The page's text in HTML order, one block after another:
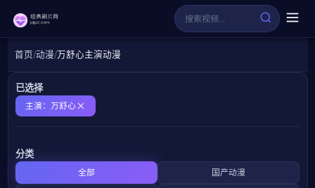
首页 动漫 万舒心主演动漫
已选择
主演：万舒心
分类
全部 国产动漫